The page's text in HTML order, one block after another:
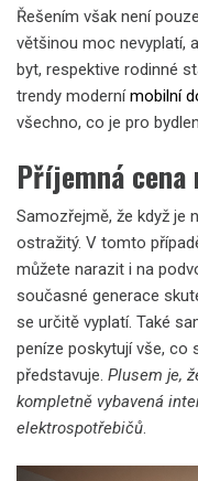
Řešením však není
většinou moc nevyplatí,
byt, respektive rodinné
trendy modernímobilní
všechno, co je pro
Příjemná cena
Samozřejmě, že když je
ostražitý. V tomto
můžete narazit i na
současné generace
se určitě vyplatí. Také
peníze poskytují vše, co
představuje. Plusem je,
kompletně vybavená
elektrospotřebičů.